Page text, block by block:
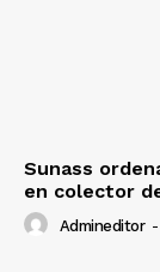
Sunass
en colector
Admineditor -